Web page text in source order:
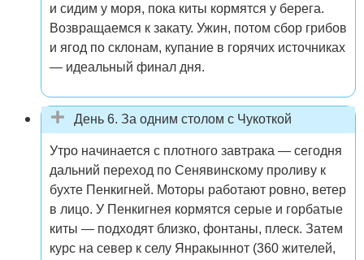
и сидим у моря, пока киты кормятся у берега.
Возвращаемся к закату. Ужин, потом сбор грибов
и ягод по склонам, купание в горячих источниках
— идеальный финал дня.
День 6. За одним столом с Чукоткой
Утро начинается с плотного завтрака — сегодня
дальний переход по Сенявинскому проливу к
бухте Пенкигней. Моторы работают ровно, ветер
в лицо. У Пенкигнея кормятся серые и горбатые
киты — подходят близко, фонтаны, плеск. Затем
курс на север к селу Янракыннот (360 жителей,